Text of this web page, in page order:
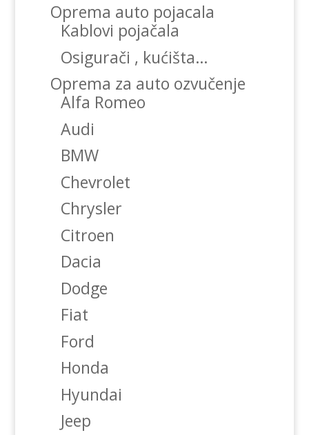
Oprema auto pojacala
Kablovi pojačala
Osigurači , kućišta…
Oprema za auto ozvučenje
Alfa Romeo
Audi
BMW
Chevrolet
Chrysler
Citroen
Dacia
Dodge
Fiat
Ford
Honda
Hyundai
Jeep